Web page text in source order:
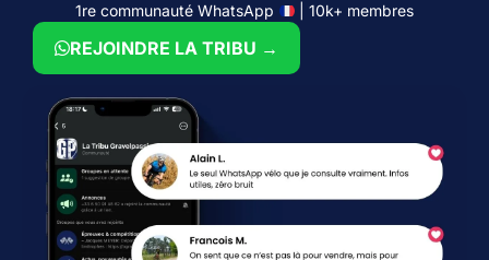
1re communauté WhatsApp | 10k+ membres
REJOINDRE LA TRIBU →